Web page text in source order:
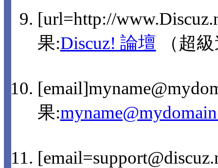
[url=http://
果:Discuz! 論壇 （超
果: